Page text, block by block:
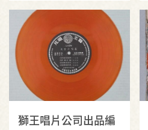
集《太空歌唱集》
獅王唱片公司出品編